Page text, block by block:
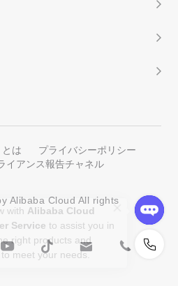
は
プライバシーポリシー
イアンス報告チャネル
Alibaba Cloud All rights